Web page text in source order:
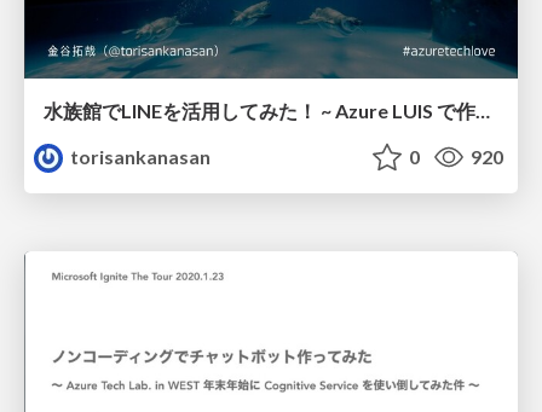
水族館でLINEを活用してみた！ ~ Azure LUIS で作るLINE公式アカウントのご紹介 ~ /AzureTechLab#7
torisankanasan
0 920